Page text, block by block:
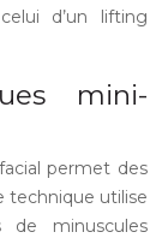
d’un lifting
mini-
facial permet des
technique utilise
de minuscules